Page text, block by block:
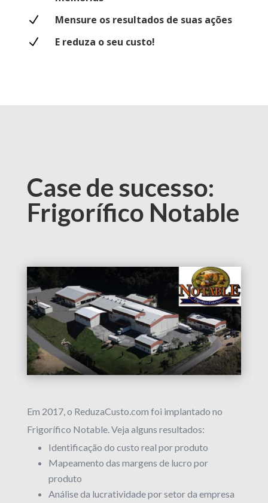
N
Mensure os resultados de suas ações
N
E reduza o seu custo!
Case de sucesso:
Frigorífico Notable
Em 2017, o ReduzaCusto.com foi implantado no
Frigorífico Notable. Veja alguns resultados:
Identificação do custo real por produto
Mapeamento das margens de lucro por
produto
Análise da lucratividade por setor da empresa